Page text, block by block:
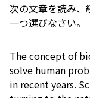
次の文章を読み、
一つ選びなさい。
The concept of
solve human
in recent years.